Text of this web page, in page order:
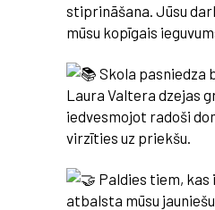
stiprināšana. Jūsu
mūsu kopīgais
Skola pasniedza
Laura Valtera dzejas
iedvesmojot radoši
virzīties uz priekšu.
Paldies tiem, kas
atbalsta mūsu